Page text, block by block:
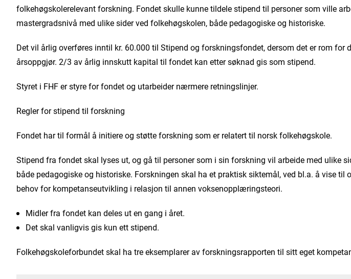
folkehøgskolerelevant forskning. Fondet skulle kunne tildele stipend til personer som ville
mastergradsnivå med ulike sider ved folkehøgskolen, både pedagogiske og historiske.
Det vil årlig overføres inntil kr. 60.000 til Stipend og forskningsfondet, dersom det er rom for
årsoppgjør. 2/3 av årlig innskutt kapital til fondet kan etter søknad gis som stipend.
Styret i FHF er styre for fondet og utarbeider nærmere retningslinjer.
Regler for stipend til forskning
Fondet har til formål å initiere og støtte forskning som er relatert til norsk folkehøgskole.
Stipend fra fondet skal lyses ut, og gå til personer som i sin forskning vil arbeide med ulike
både pedagogiske og historiske. Forskningen skal ha et praktisk siktemål, ved bl.a. å vise til
behov for kompetanseutvikling i relasjon til annen voksenopplæringsteori.
Midler fra fondet kan deles ut en gang i året.
Det skal vanligvis gis kun ett stipend.
Folkehøgskoleforbundet skal ha tre eksemplarer av forskningsrapporten til sitt eget